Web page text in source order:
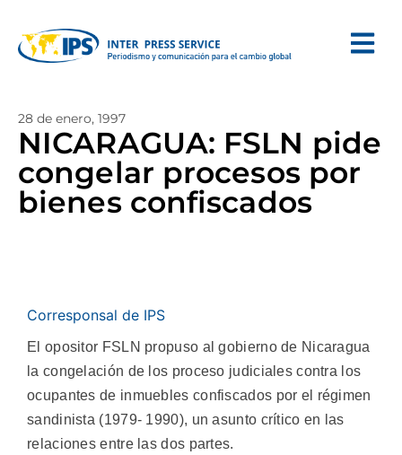
28 de enero, 1997
NICARAGUA: FSLN pide
congelar procesos por
bienes confiscados
Corresponsal de IPS
El opositor FSLN propuso al gobierno de Nicaragua
la congelación de los proceso judiciales contra los
ocupantes de inmuebles confiscados por el régimen
sandinista (1979- 1990), un asunto crítico en las
relaciones entre las dos partes.